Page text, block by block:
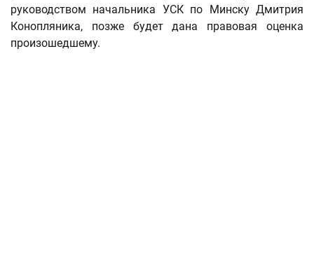
руководством начальника УСК по Минску Дмитрия
Конопляника, позже будет дана правовая оценка
произошедшему.